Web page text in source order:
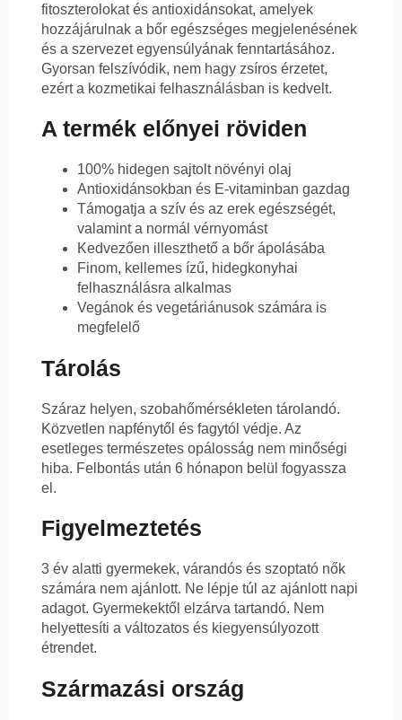
fitoszterolokat és antioxidánsokat, amelyek
hozzájárulnak a bőr egészséges megjelenésének
és a szervezet egyensúlyának fenntartásához.
Gyorsan felszívódik, nem hagy zsíros érzetet,
ezért a kozmetikai felhasználásban is kedvelt.
A termék előnyei röviden
100% hidegen sajtolt növényi olaj
Antioxidánsokban és E-vitaminban gazdag
Támogatja a szív és az erek egészségét,
valamint a normál vérnyomást
Kedvezően illeszthető a bőr ápolásába
Finom, kellemes ízű, hidegkonyhai
felhasználásra alkalmas
Vegánok és vegetáriánusok számára is
megfelelő
Tárolás
Száraz helyen, szobahőmérsékleten tárolandó.
Közvetlen napfénytől és fagytól védje. Az
esetleges természetes opálosság nem minőségi
hiba. Felbontás után 6 hónapon belül fogyassza
el.
Figyelmeztetés
3 év alatti gyermekek, várandós és szoptató nők
számára nem ajánlott. Ne lépje túl az ajánlott napi
adagot. Gyermekektől elzárva tartandó. Nem
helyettesíti a változatos és kiegyensúlyozott
étrendet.
Származási ország